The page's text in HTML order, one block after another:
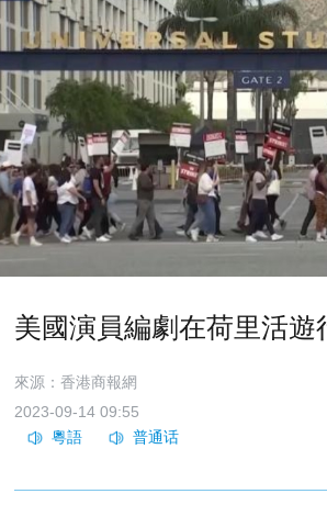
美國演員編劇在荷里活遊
來源：香港商報網
2023-09-14 09:55